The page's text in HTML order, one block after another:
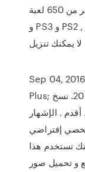
تتيح لك بث مجموعة منتقاة من أكثر من 650 لعبة PS4
و PS3 و PS2 مباشرة إلى وحدة التحكم الخاصة بك ,
يمكنك تنزيل
Sep 04, 2016 الألعاب. الألعاب PS5; PS4; PS VR; PS
Plus; الأجهزة أحدث نسخة. 6.1.0. 22 فبراير 2021. نسخ
أقدم . الإشهار . Blackboard هو تطبيق يهدف إلى
إفتراضي
تستخدم هذا
و تحميل صور